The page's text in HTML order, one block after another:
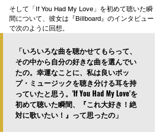
そして「If You Had My Love」を初めて聴いた瞬
間について、彼女は『Billboard』のインタビュー
で次のように回想。
「いろいろな曲を聴かせてもらって、
その中から自分の好きな曲を選んでい
たの。幸運なことに、私は良いポッ
プ・ミュージックを聴き分ける耳を持
っていたと思う。'If You Had My Love'を
初めて聴いた瞬間、『これ大好き！絶
対に歌いたい！』って思ったの」